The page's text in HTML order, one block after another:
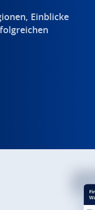
Einblicke